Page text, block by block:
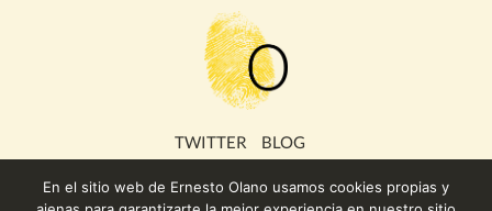
TWITTER BLOG
En el sitio web de Ernesto Olano usamos cookies propias y